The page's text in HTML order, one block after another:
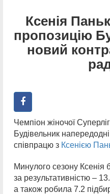
Ксенія
пропозицію
новий
Чемпіон жіночої
Будівельник
співпрацю з Ксенією
Минулого сезону
за результативністю –
а також робила 7.2